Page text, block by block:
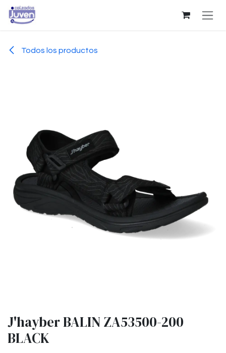
Ir al contenido
Todos los productos
J'hayber BALIN ZA53500-200
BLACK